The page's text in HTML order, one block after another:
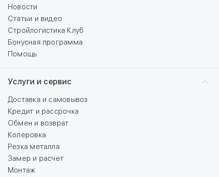
Новости
Статьи и видео
Стройлогистика Клуб
Бонусная программа
Помощь
Услуги и сервис
Доставка и самовывоз
Кредит и рассрочка
Обмен и возврат
Колеровка
Резка металла
Замер и расчет
Монтаж